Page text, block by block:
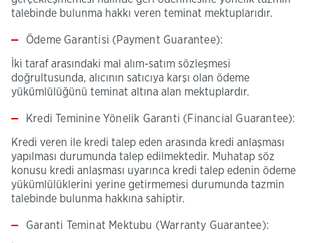
talebinde bulunma hakkı veren teminat mektuplarıdır.
Ödeme Garantisi (Payment Guarantee):
İki taraf arasındaki mal alım-satım sözleşmesi
doğrultusunda, alıcının satıcıya karşı olan ödeme
yükümlülüğünü teminat altına alan mektuplardır.
Kredi Teminine Yönelik Garanti (Financial Guarantee):
Kredi veren ile kredi talep eden arasında kredi anlaşması
yapılması durumunda talep edilmektedir. Muhatap söz
konusu kredi anlaşması uyarınca kredi talep edenin ödeme
yükümlülüklerini yerine getirmemesi durumunda tazmin
talebinde bulunma hakkına sahiptir.
Garanti Teminat Mektubu (Warranty Guarantee):